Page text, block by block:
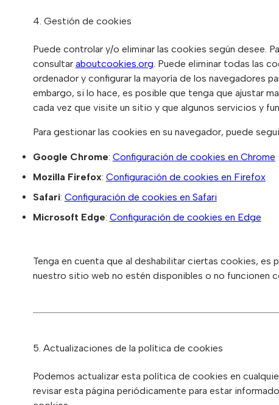
4. Gestión de cookies
Puede controlar y/o eliminar las cookies según desee.
consultar aboutcookies.org. Puede eliminar todas las
ordenador y configurar la mayoría de los navegadores
embargo, si lo hace, es posible que tenga que ajustar
cada vez que visite un sitio y que algunos servicios y
Para gestionar las cookies en su navegador, puede
Google Chrome: Configuración de cookies en Chrome
Mozilla Firefox: Configuración de cookies en Firefox
Safari: Configuración de cookies en Safari
Microsoft Edge: Configuración de cookies en Edge
Tenga en cuenta que al deshabilitar ciertas cookies, es
nuestro sitio web no estén disponibles o no funcionen
5. Actualizaciones de la política de cookies
Podemos actualizar esta política de cookies en
revisar esta página periódicamente para estar